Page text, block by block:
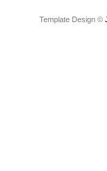
Template Design ©